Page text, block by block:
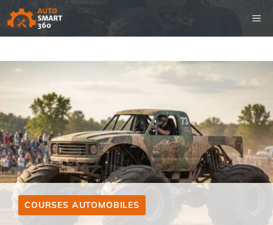
Aller
au
contenu
COURSES AUTOMOBILES